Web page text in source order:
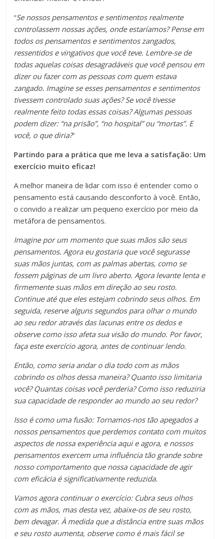
“Se nossos pensamentos e sentimentos realmente
controlassem nossas ações, onde estaríamos? Pense em
todos os pensamentos e sentimentos zangados,
ressentidos e vingativos que você teve. Lembre-se de
todas aquelas coisas desagradáveis que você pensou em
dizer ou fazer com as pessoas com quem estava
zangado. Imagine se esses pensamentos e sentimentos
tivessem controlado suas ações? Se você tivesse
realmente feito todas essas coisas? Algumas pessoas
podem dizer: “na prisão”, “no hospital” ou “mortas”. E
você, o que diria?”
Partindo para a prática que me leva a satisfação: Um
exercício muito eficaz!
A melhor maneira de lidar com isso é entender como o
pensamento está causando desconforto à você. Então,
o convido a realizar um pequeno exercício por meio da
metáfora de pensamentos.
Imagine por um momento que suas mãos são seus
pensamentos. Agora eu gostaria que você segurasse
suas mãos juntas, com as palmas abertas, como se
fossem páginas de um livro aberto. Agora levante lenta e
firmemente suas mãos em direção ao seu rosto.
Continue até que eles estejam cobrindo seus olhos. Em
seguida, reserve alguns segundos para olhar o mundo
ao seu redor através das lacunas entre os dedos e
observe como isso afeta sua visão do mundo. Por favor,
faça este exercício agora, antes de continuar lendo.
Então, como seria andar o dia todo com as mãos
cobrindo os olhos dessa maneira? Quanto isso limitaria
você? Quantas coisas você perderia? Como isso reduziria
sua capacidade de responder ao mundo ao seu redor?
Isso é como uma fusão: Tornamos-nos tão apegados a
nossos pensamentos que perdemos contato com muitos
aspectos de nossa experiência aqui e agora, e nossos
pensamentos exercem uma influência tão grande sobre
nosso comportamento que nossa capacidade de agir
com eficácia é significativamente reduzida.
Vamos agora continuar o exercício: Cubra seus olhos
com as mãos, mas desta vez, abaixe-os de seu rosto,
bem devagar. À medida que a distância entre suas mãos
e seu rosto aumenta, observe como é mais fácil se